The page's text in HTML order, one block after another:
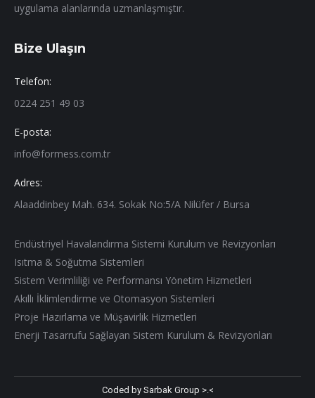
uygulama alanlarında uzmanlaşmıştır.
Bize Ulaşın
Telefon:
0224 251 49 03
E-posta:
info@formess.com.tr
Adres:
Alaaddinbey Mah. 634. Sokak No:5/A Nilüfer / Bursa
Endüstriyel Havalandırma Sistemi Kurulum ve Revizyonları
Isıtma & Soğutma Sistemleri
Sistem Verimliliği ve Performansı Yönetim Hizmetleri
Akıllı İklimlendirme ve Otomasyon Sistemleri
Proje Hazırlama ve Müşavirlik Hizmetleri
Enerji Tasarrufu Sağlayan Sistem Kurulum & Revizyonları
Coded by Sarbak Group >.<